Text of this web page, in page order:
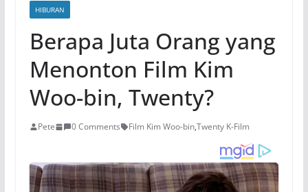
HIBURAN
Berapa Juta Orang yang
Menonton Film Kim
Woo-bin, Twenty?
Pete 0 Comments Film Kim Woo-bin,Twenty K-Film